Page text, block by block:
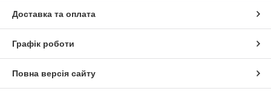
Доставка та оплата
Графік роботи
Повна версія сайту